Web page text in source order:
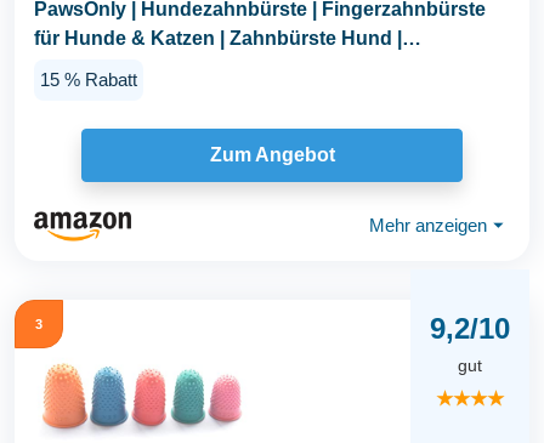
PawsOnly | Hundezahnbürste | Fingerzahnbürste
für Hunde & Katzen | Zahnbürste Hund |
15 % Rabatt
Zum Angebot
Mehr anzeigen ⏷
3 9,2/10
gut
★★★★